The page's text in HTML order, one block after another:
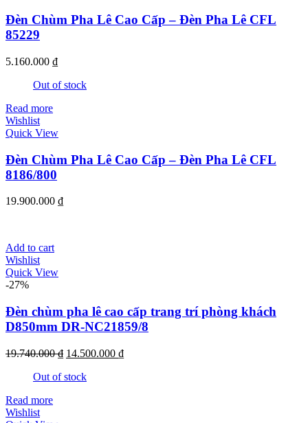
Đèn Chùm Pha Lê Cao Cấp – Đèn Pha Lê CFL
85229
5.160.000 ₫
Out of stock
Read more
Wishlist
Quick View
Đèn Chùm Pha Lê Cao Cấp – Đèn Pha Lê CFL
8186/800
19.900.000 ₫
Add to cart
Wishlist
Quick View
-27%
Đèn chùm pha lê cao cấp trang trí phòng khách
D850mm DR-NC21859/8
19.740.000₫ Original
was:
14.500.000 ₫Current
Out of stock
Read more
Wishlist